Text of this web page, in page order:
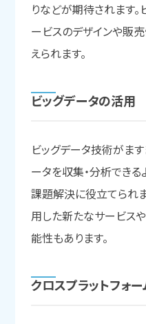
りなどが期待されます
ービスのデザインや販
えられます。
ビッグデータの活用
ビッグデータ技術がま
ータを収集・分析でき
課題解決に役立てられ
用した新たなサービス
能性もあります。
クロスプラットフォ